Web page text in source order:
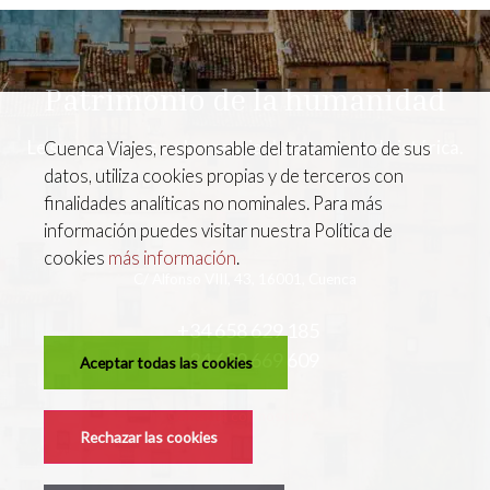
Patrimonio de la humanidad
Le surmergimos en la esencia de esta ciudad histórica.
+34 658 629 185
+34 609 669 609
Contacta con nosotros
Cuenca Viajes, responsable del tratamiento de sus
datos, utiliza cookies propias y de terceros con
finalidades analíticas no nominales. Para más
información puedes visitar nuestra Política de
cookies más información.
Aceptar todas las cookies
Rechazar las cookies